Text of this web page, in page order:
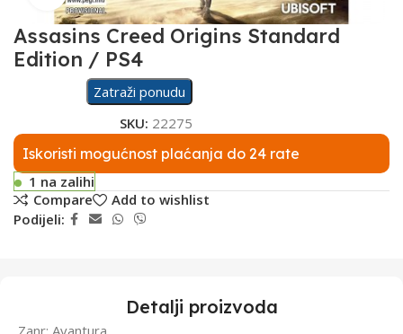
Assasins Creed Origins Standard
Edition / PS4
Zatraži ponudu
SKU: 22275
Iskoristi mogućnost plaćanja do 24 rate
1 na zalihi
Compare
Add to wishlist
Podijeli:
Detalji proizvoda
Zanr: Avantura